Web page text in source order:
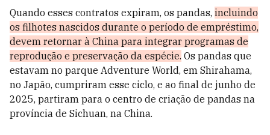
Quando esses contratos expiram, os pandas, incluindo
os filhotes nascidos durante o período de empréstimo,
devem retornar à China para integrar programas de
reprodução e preservação da espécie. Os pandas que
estavam no parque Adventure World, em Shirahama,
no Japão, cumpriram esse ciclo, e ao final de junho de
2025, partiram para o centro de criação de pandas na
província de Sichuan, na China.